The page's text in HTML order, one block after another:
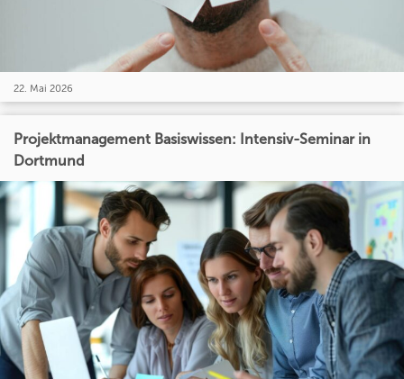
22. Mai 2026
Projektmanagement Basiswissen: Intensiv-Seminar in
Dortmund